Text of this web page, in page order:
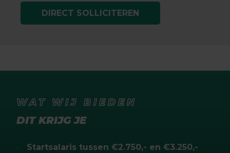
DIRECT SOLLICITEREN
WAT WIJ BIEDEN
DIT KRIJG JE
Startsalaris tussen €2.750,- en €3.250,-